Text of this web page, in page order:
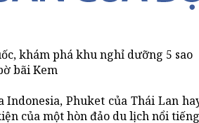
khám phá khu nghỉ dưỡng 5 sao
bãi Kem
Phuket của Thái Lan
của một hòn đảo du lịch nổi